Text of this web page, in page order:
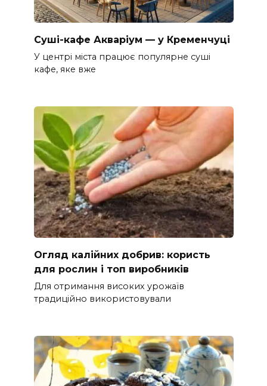
Суші-кафе Акваріум — у Кременчуці
У центрі міста працює популярне суші
кафе, яке вже
Огляд калійних добрив: користь
для рослин і топ виробників
Для отримання високих урожаїв
традиційно використовували